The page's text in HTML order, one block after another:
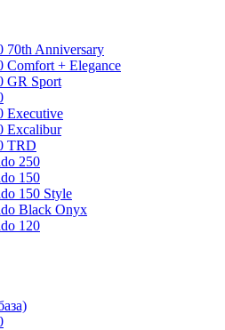
70th Anniversary
Comfort + Elegance
GR Sport
Executive
Excalibur
TRD
250
150
150 Style
Black Onyx
120